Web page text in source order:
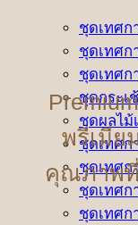
ชุดเทศก
ชุดเทศก
ชุดเทศก
ชุดกระเ
ชุดผลไม้
ชุดเทศก
ชุดเทศก
ชุดเทศก
ชุดเทศก
พรีเมีย
คุณภาพที่